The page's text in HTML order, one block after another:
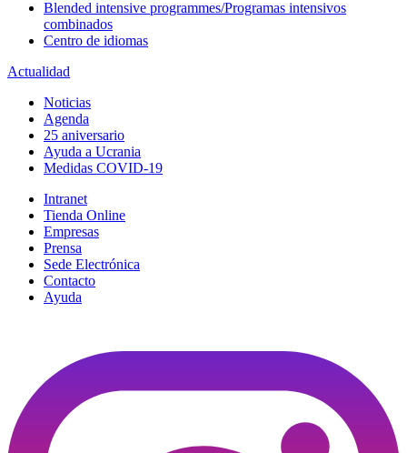
Blended intensive programmes/Programas intensivos
combinados
Centro de idiomas
Actualidad
Noticias
Agenda
25 aniversario
Ayuda a Ucrania
Medidas COVID-19
Intranet
Tienda Online
Empresas
Prensa
Sede Electrónica
Contacto
Ayuda